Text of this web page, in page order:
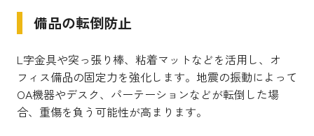
備品の転倒防止
L字金具や突っ張り棒、粘着マットなどを活用し、オ
フィス備品の固定力を強化します。地震の振動によって
OA機器やデスク、パーテーションなどが転倒した場
合、重傷を負う可能性が高まります。